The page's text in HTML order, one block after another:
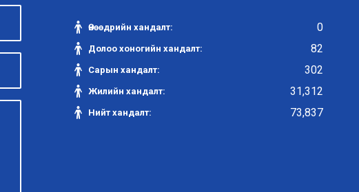
Өнөөдрийн хандалт: 0
Долоо хоногийн хандалт: 82
Сарын хандалт: 302
Жилийн хандалт: 31,312
Нийт хандалт: 73,837